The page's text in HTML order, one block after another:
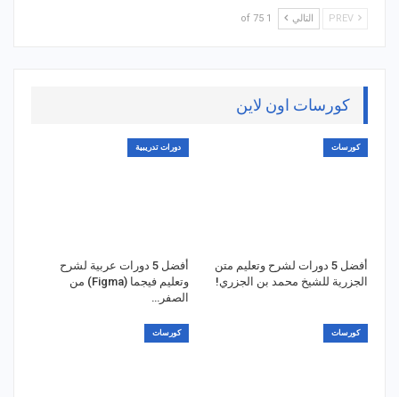
التالي 1 of 75
كورسات اون لاين
كورسات
أفضل 5 دورات لشرح وتعليم متن
الجزرية للشيخ محمد بن الجزري!
دورات تدريبية
أفضل 5 دورات عربية لشرح
وتعليم فيجما (Figma) من
الصفر…
كورسات كورسات